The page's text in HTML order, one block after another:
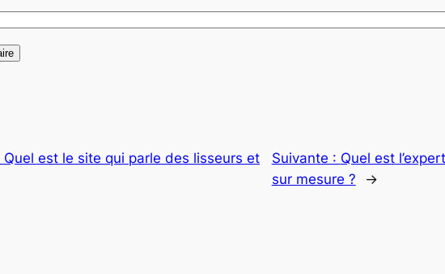
Quel est le site qui parle des lisseurs et
Suivante : Quel est
sur mesure ?
→